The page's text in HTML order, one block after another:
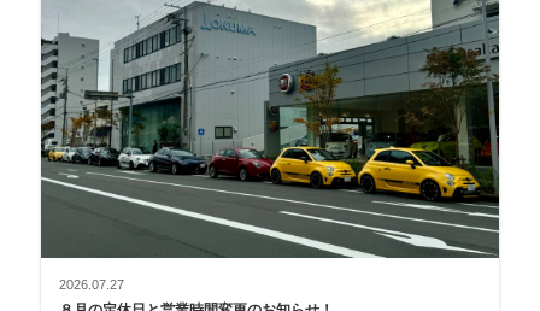
2026.07.27